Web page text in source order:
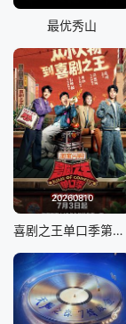
最优秀山
20260810
喜剧之王单口季第三季